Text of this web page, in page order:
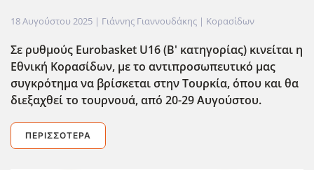
18 Αυγούστου 2025 | Γιάννης Γιαννουδάκης | Κορασίδων
Σε ρυθμούς Eurobasket U16 (Β' κατηγορίας) κινείται η
Εθνική Κορασίδων, με το αντιπροσωπευτικό μας
συγκρότημα να βρίσκεται στην Τουρκία, όπου και θα
διεξαχθεί το τουρνουά, από 20-29 Αυγούστου.
ΠΕΡΙΣΣΌΤΕΡΑ